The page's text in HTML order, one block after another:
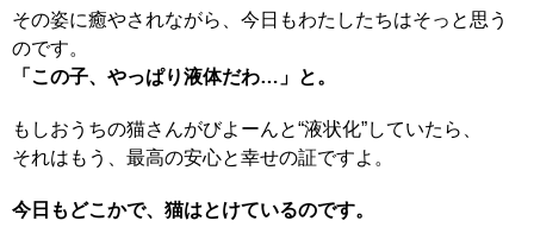
その姿に癒やされながら、今日もわたしたちはそっと思う
のです。
「この子、やっぱり液体だわ…」と。
もしおうちの猫さんがびよーんと“液状化”していたら、
それはもう、最高の安心と幸せの証ですよ。
今日もどこかで、猫はとけているのです。